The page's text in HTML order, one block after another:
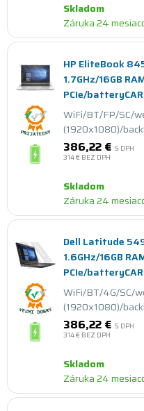
Skladom
Záruka 24
HP EliteBook
1.7GHz/16GB
PCIe/
WiFi/BT/FP/SC/
(1920x1080)/
386,22 € S DPH
314 € BEZ DPH
Skladom
Záruka 24
Dell Latitude
1.6GHz/16GB
PCIe/
WiFi/BT/4G/SC/
(1920x1080)/
386,22 € S DPH
314 € BEZ DPH
Skladom
Záruka 24